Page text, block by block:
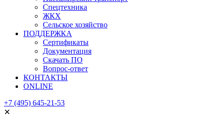
Спецтехника
ЖКХ
Сельское хозяйство
ПОДДЕРЖКА
Сертификаты
Документация
Скачать ПО
Вопрос-ответ
КОНТАКТЫ
ONLINE
+7 (495) 645-21-53
✕